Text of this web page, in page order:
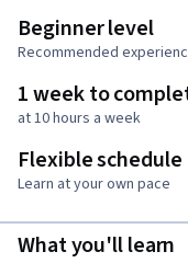
Beginner level
Recommended
1 week to
at 10 hours a week
Flexible schedule
Learn at your own pace
What you'll learn